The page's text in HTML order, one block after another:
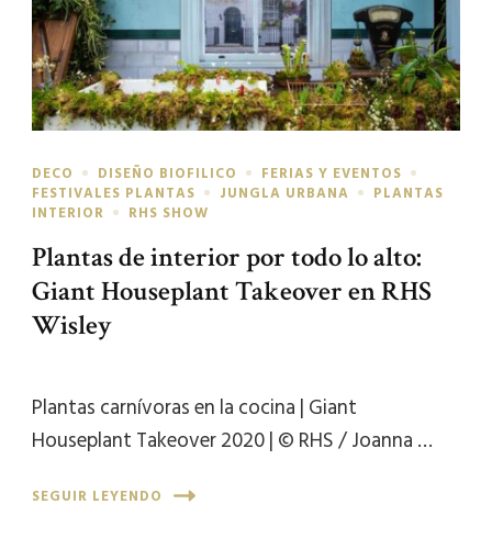
DECO DISEÑO BIOFILICO
FERIAS Y EVENTOS
FESTIVALES PLANTAS
JUNGLA URBANA
PLANTAS
INTERIOR
RHS SHOW
Plantas de interior por todo lo alto:
Giant Houseplant Takeover en RHS
Wisley
Plantas carnívoras en la cocina | Giant
Houseplant Takeover 2020 | © RHS / Joanna …
SEGUIR LEYENDO